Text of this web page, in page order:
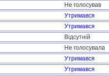
Не голосував
Утримався
Утримався
Відсутній
Не голосувала
Утримався
Утримався